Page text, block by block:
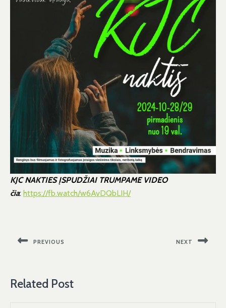
KJC NAKTIES ĮSPUDŽIAI TRUMPAME VIDEO
čia: https://fb.watch/w6AvDQbLIH/
įrašųPREVIOUS NEXT
Related Post